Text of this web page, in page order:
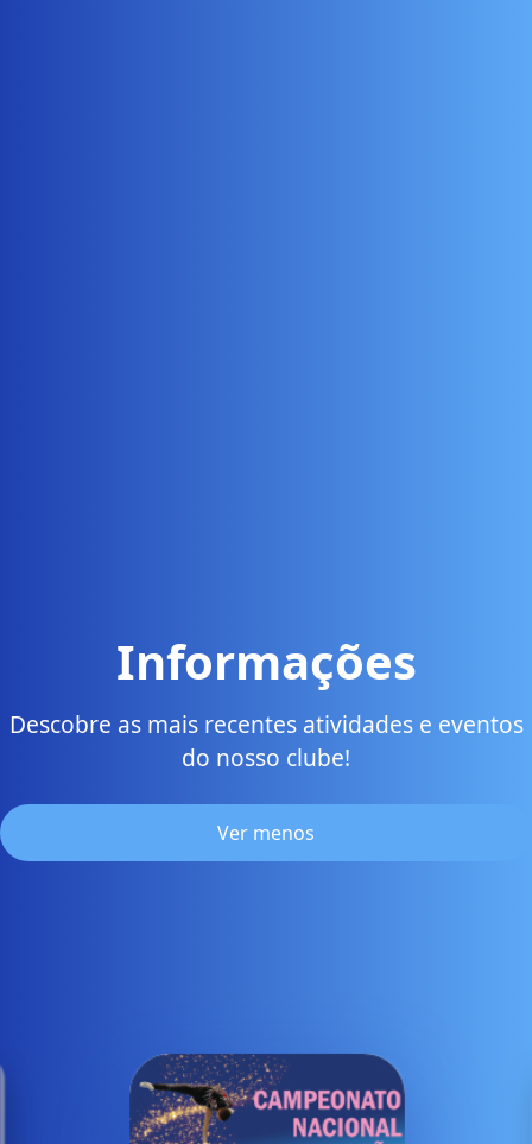
Informações
Descobre as mais recentes atividades e eventos
do nosso clube!
Ver menos